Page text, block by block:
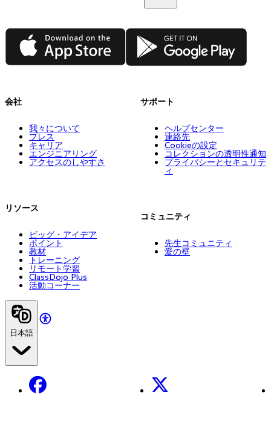
App Store Google Play
会社
我々について
プレス
キャリア
エンジニアリング
アクセスのしやすさ
リソース
ビッグ・アイデア
ポイント
教材
トレーニング
リモート学習
ClassDojo Plus
活動コーナー
サポート
ヘルプセンター
連絡先
Cookieの設定
コレクションの透明性通知
プライバシーとセキュリテ
ィ
コミュニティ
先生コミュニティ
愛の壁
日本語
Facebook X